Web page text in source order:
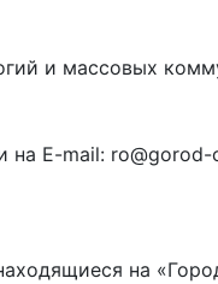
и массовых
E-mail: ro@gorod-
на